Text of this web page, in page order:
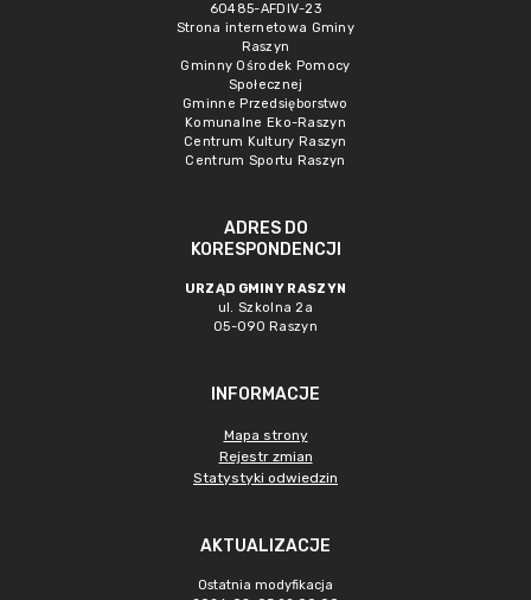
60485-AFDIV-23
Strona internetowa Gminy
Raszyn
Gminny Ośrodek Pomocy
Społecznej
Gminne Przedsięborstwo
Komunalne Eko-Raszyn
Centrum Kultury Raszyn
Centrum Sportu Raszyn
ADRES DO
KORESPONDENCJI
URZĄD GMINY RASZYN
ul. Szkolna 2a
05-090 Raszyn
INFORMACJE
Mapa strony
Rejestr zmian
Statystyki odwiedzin
AKTUALIZACJE
Ostatnia modyfikacja